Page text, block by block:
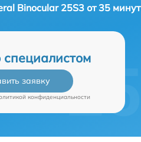
Binocular 25S3 от 35 минут
специалистом
заявку
конфиденциальности